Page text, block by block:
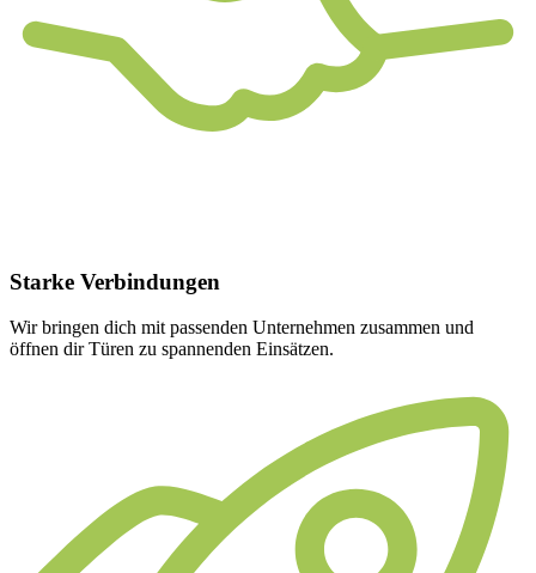
Starke Verbindungen
Wir bringen dich mit passenden Unternehmen zusammen und
öffnen dir Türen zu spannenden Einsätzen.